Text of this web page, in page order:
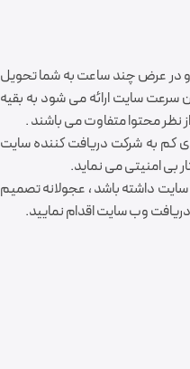
و در عرض چند ساعت به شما تحویل
سرعت سایت ارائه می شود به بقیه
نظر محتوا متفاوت می باشند .
کم به شرکت دریافت کننده سایت
بی امنیتی می نماید.
داشته باشد ، عجولانه تصمیم
وب سایت اقدام نمایید.